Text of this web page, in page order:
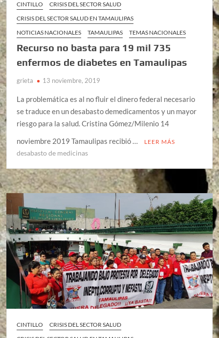
CINTILLO
CRISIS DEL SECTOR SALUD
CRISIS DEL SECTOR SALUD EN TAMAULIPAS
NOTICIAS NACIONALES
TAMAULIPAS TEMAS NACIONALES
Recurso no basta para 19 mil 735
enfermos de diabetes en Tamaulipas
grieta 13 noviembre, 2019
La problemática es al no fluir el dinero federal necesario
se traduce en un desabasto demedicamentos y un mayor
riesgo para la salud. Cristina Gómez/Milenio 14
noviembre 2019 Tamaulipas recibió …
LEER MÁS
desabasto de medicinas
CINTILLO
CRISIS DEL SECTOR SALUD